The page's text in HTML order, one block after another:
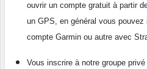
ouvrir un compte gratuit à partir
un GPS, en général vous
compte Garmin ou autre avec
Vous inscrire à notre groupe privé